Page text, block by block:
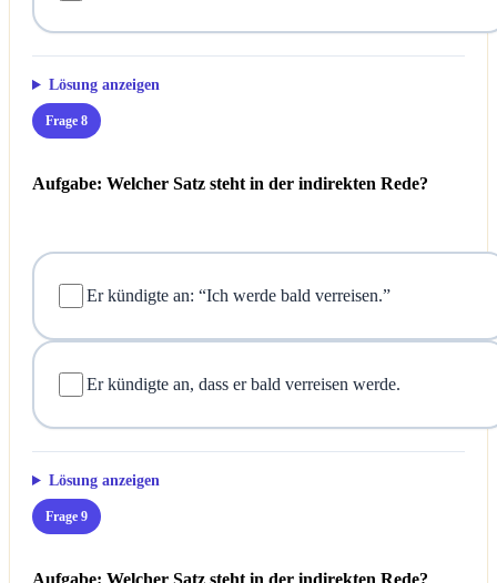
Lösung anzeigen
Frage 8
Aufgabe: Welcher Satz steht in der indirekten Rede?
Er kündigte an: “Ich werde bald verreisen.”
Er kündigte an, dass er bald verreisen werde.
Lösung anzeigen
Frage 9
Aufgabe: Welcher Satz steht in der indirekten Rede?